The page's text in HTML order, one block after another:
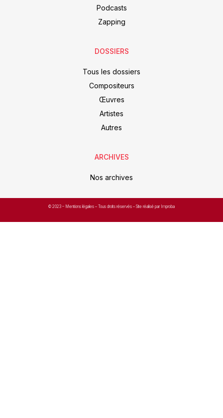
Podcasts
Zapping
DOSSIERS
Tous les dossiers
Compositeurs
Œuvres
Artistes
Autres
ARCHIVES
Nos archives
© 2023 – Mentions légales – Tous droits réservés – Site réalisé par Improba